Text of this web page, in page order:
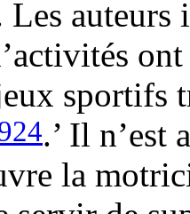
Les
sportifs
.’ Il n’est
la